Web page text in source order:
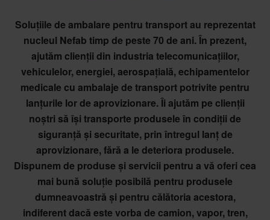
Soluțiile de ambalare pentru transport au reprezentat
nucleul Nefab timp de peste 70 de ani. În prezent,
ajutăm clienții din industria telecomunicațiilor,
vehiculelor, energiei, aerospațială, echipamentelor
medicale cu ambalaje de transport potrivite pentru
lanțurile lor de aprovizionare. Îi ajutăm pe clienții
noștri să își transporte produsele în condiții de
siguranță și securitate, prin întregul lanț de
aprovizionare, fără a le deteriora produsele.
Dispunem de produse și servicii pentru a vă oferi cea
mai bună soluție posibilă pentru produsele
dumneavoastră și pentru călătoria acestora,
indiferent dacă este vorba de camion, vapor, tren,